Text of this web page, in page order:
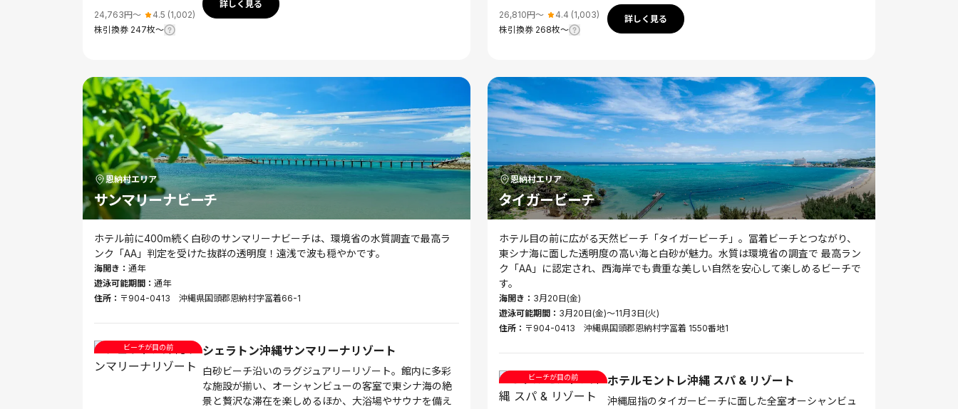
24,763円〜 4.5 (1,002)
株引換券 247枚〜
詳しく見る
26,810円〜 4.4 (1,003)
株引換券 268枚〜
詳しく見る
恩納村エリア
サンマリーナビーチ
ホテル前に400m続く白砂のサンマリーナビーチは、環境省の水質調査で最高ラ
ンク「AA」判定を受けた抜群の透明度！遠浅で波も穏やかです。
海開き： 通年
遊泳可能期間： 通年
住所： 〒904-0413 沖縄県国頭郡恩納村字冨着66-1
ビーチが目の前 シェラトン沖縄サンマリーナリゾート
白砂ビーチ沿いのラグジュアリーリゾート。館内に多彩
な施設が揃い、オーシャンビューの客室で東シナ海の絶
景と贅沢な滞在を楽しめるほか、大浴場やサウナを備え
恩納村エリア
タイガービーチ
ホテル目の前に広がる天然ビーチ「タイガービーチ」。冨着ビーチとつながり、
東シナ海に面した透明度の高い海と白砂が魅力。水質は環境省の調査で 最高ラン
ク「AA」に認定され、西海岸でも貴重な美しい自然を安心して楽しめるビーチで
す。
海開き： 3月20日(金)
遊泳可能期間： 3月20日(金)～11月3日(火)
住所： 〒904-0413 沖縄県国頭郡恩納村字冨着 1550番地1
ビーチが目の前 ホテルモントレ沖縄 スパ & リゾート
沖縄屈指のタイガービーチに面した全室オーシャンビュ